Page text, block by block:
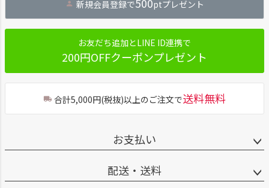
へ
新規会員登録で500ptプレゼント
お友だち追加とLINE ID連携で
200円OFFクーポンプレゼント
合計5,000円(税抜)以上のご注文で送料無料
お支払い
配送・送料